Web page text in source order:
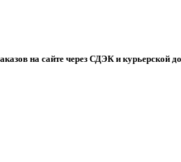
на сайте через СДЭК и курьерской